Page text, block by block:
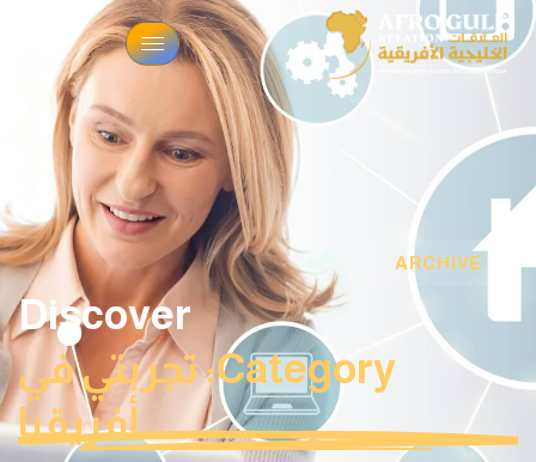
ARCHIVE
Discover
Category: تجربتي في
أفريقيا